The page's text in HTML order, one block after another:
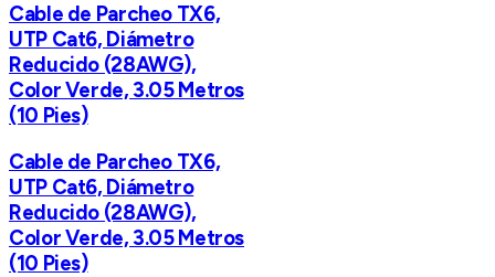
Cable de Parcheo TX6,
UTP Cat6, Diámetro
Reducido (28AWG),
Color Verde, 3.05 Metros
(10 Pies)
Cable de Parcheo TX6,
UTP Cat6, Diámetro
Reducido (28AWG),
Color Verde, 3.05 Metros
(10 Pies)